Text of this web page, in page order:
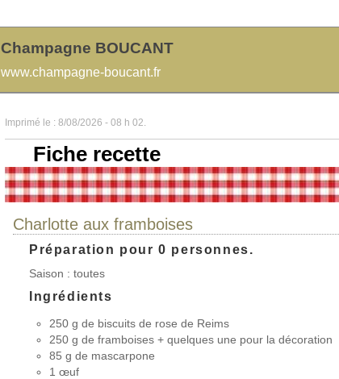
Champagne BOUCANT
www.champagne-boucant.fr
Imprimé le : 8/08/2026 - 08 h 02.
Fiche recette
Charlotte aux framboises
Préparation pour 0 personnes.
Saison : toutes
Ingrédients
250 g de biscuits de rose de Reims
250 g de framboises + quelques une pour la décoration
85 g de mascarpone
1 œuf